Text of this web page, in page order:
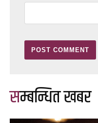
सम्बन्धित खबर